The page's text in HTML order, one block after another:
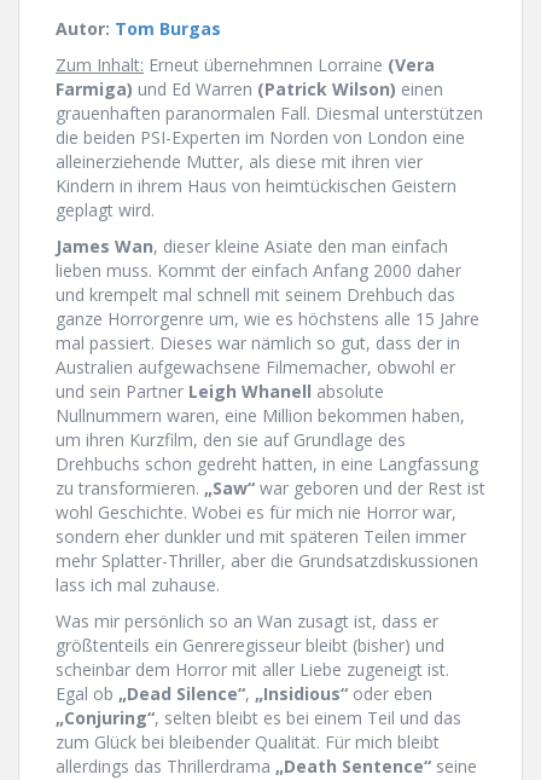
Autor: Tom Burgas
Zum Inhalt: Erneut übernehmnen Lorraine (Vera
Farmiga) und Ed Warren (Patrick Wilson) einen
grauenhaften paranormalen Fall. Diesmal unterstützen
die beiden PSI-Experten im Norden von London eine
alleinerziehende Mutter, als diese mit ihren vier
Kindern in ihrem Haus von heimtückischen Geistern
geplagt wird.
James Wan, dieser kleine Asiate den man einfach
lieben muss. Kommt der einfach Anfang 2000 daher
und krempelt mal schnell mit seinem Drehbuch das
ganze Horrorgenre um, wie es höchstens alle 15 Jahre
mal passiert. Dieses war nämlich so gut, dass der in
Australien aufgewachsene Filmemacher, obwohl er
und sein Partner Leigh Whanell absolute
Nullnummern waren, eine Million bekommen haben,
um ihren Kurzfilm, den sie auf Grundlage des
Drehbuchs schon gedreht hatten, in eine Langfassung
zu transformieren. „Saw“ war geboren und der Rest ist
wohl Geschichte. Wobei es für mich nie Horror war,
sondern eher dunkler und mit späteren Teilen immer
mehr Splatter-Thriller, aber die Grundsatzdiskussionen
lass ich mal zuhause.
Was mir persönlich so an Wan zusagt ist, dass er
größtenteils ein Genreregisseur bleibt (bisher) und
scheinbar dem Horror mit aller Liebe zugeneigt ist.
Egal ob „Dead Silence“, „Insidious“ oder eben
„Conjuring“, selten bleibt es bei einem Teil und das
zum Glück bei bleibender Qualität. Für mich bleibt
allerdings das Thrillerdrama „Death Sentence“ seine